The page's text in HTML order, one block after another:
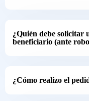
¿Quién debe solicitar
beneficiario (ante
¿Cómo realizo el